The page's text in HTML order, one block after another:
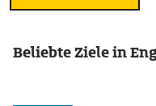
Beliebte Ziele in